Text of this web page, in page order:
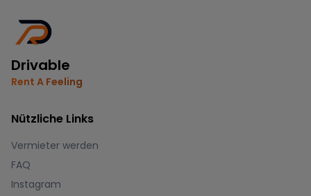
Drivable
Rent A Feeling
Nützliche Links
Vermieter werden
FAQ
Instagram